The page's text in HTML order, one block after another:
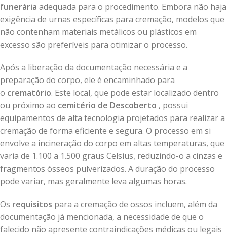
funerária adequada para o procedimento. Embora não haja
exigência de urnas específicas para cremação, modelos que
não contenham materiais metálicos ou plásticos em
excesso são preferíveis para otimizar o processo.
Após a liberação da documentação necessária e a
preparação do corpo, ele é encaminhado para
o crematório. Este local, que pode estar localizado dentro
ou próximo ao cemitério de Descoberto , possui
equipamentos de alta tecnologia projetados para realizar a
cremação de forma eficiente e segura. O processo em si
envolve a incineração do corpo em altas temperaturas, que
varia de 1.100 a 1.500 graus Celsius, reduzindo-o a cinzas e
fragmentos ósseos pulverizados. A duração do processo
pode variar, mas geralmente leva algumas horas.
Os requisitos para a cremação de ossos incluem, além da
documentação já mencionada, a necessidade de que o
falecido não apresente contraindicações médicas ou legais